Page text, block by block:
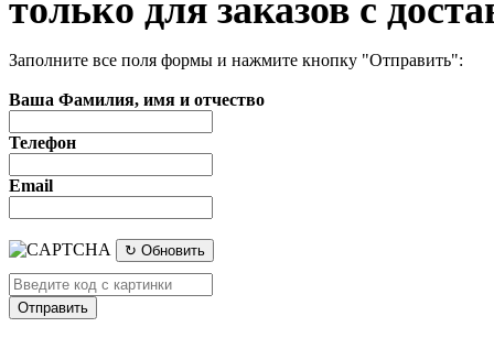
только для заказов с
Заполните все поля формы и нажмите кнопку "Отправить":
Ваша Фамилия, имя и отчество
Телефон
Email
↻ Обновить